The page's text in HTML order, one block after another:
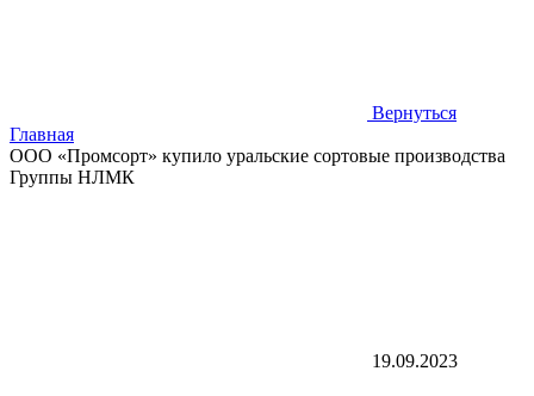
Вернуться
Главная
ООО «Промсорт» купило уральские сортовые производства
Группы НЛМК
19.09.2023